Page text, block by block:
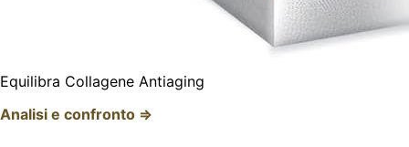
Equilibra Collagene Antiaging
Analisi e confronto ⇒